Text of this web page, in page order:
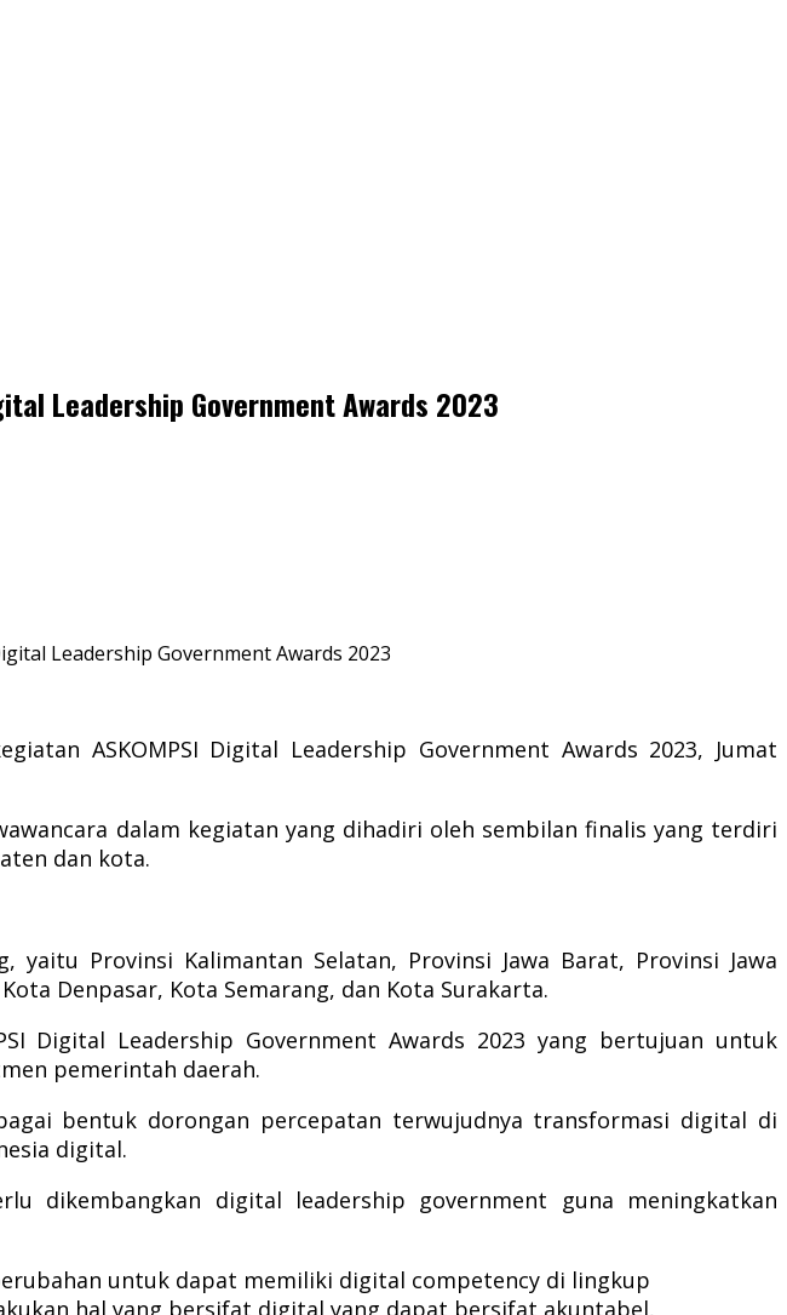
Leadership Government Awards 2023
Leadership Government Awards 2023
ASKOMPSI Digital Leadership Government Awards 2023, Jumat
dalam kegiatan yang dihadiri oleh sembilan finalis yang terdiri
dan kota.
Provinsi Kalimantan Selatan, Provinsi Jawa Barat, Provinsi Jawa
Denpasar, Kota Semarang, dan Kota Surakarta.
Digital Leadership Government Awards 2023 yang bertujuan untuk
pemerintah daerah.
bentuk dorongan percepatan terwujudnya transformasi digital di
digital.
dikembangkan digital leadership government guna meningkatkan
untuk dapat memiliki digital competency di lingkup
hal yang bersifat digital yang dapat bersifat akuntabel,